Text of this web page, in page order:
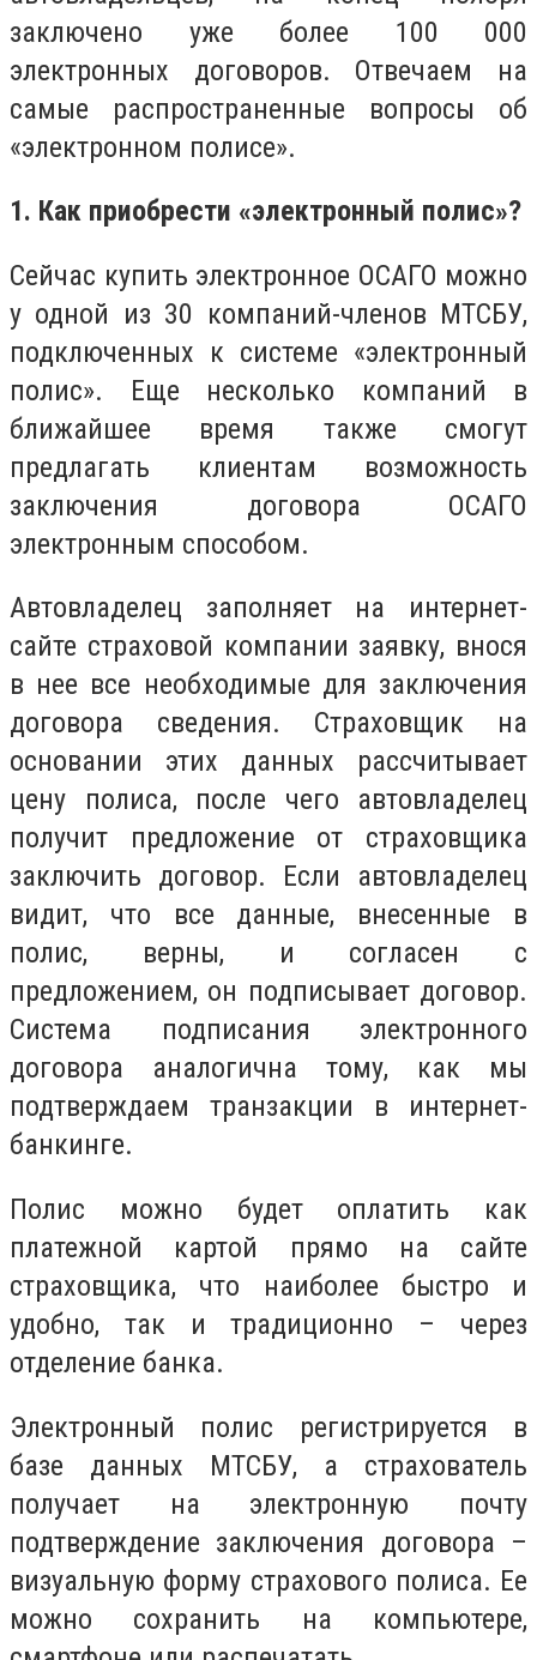
заключено уже более 100 000
электронных договоров. Отвечаем на
самые распространенные вопросы об
«электронном полисе».
1. Как приобрести «электронный полис»?
Сейчас купить электронное ОСАГО можно
у одной из 30 компаний-членов МТСБУ,
подключенных к системе «электронный
полис». Еще несколько компаний в
ближайшее время также смогут
предлагать клиентам возможность
заключения договора ОСАГО
электронным способом.
Автовладелец заполняет на интернет-
сайте страховой компании заявку, внося
в нее все необходимые для заключения
договора сведения. Страховщик на
основании этих данных рассчитывает
цену полиса, после чего автовладелец
получит предложение от страховщика
заключить договор. Если автовладелец
видит, что все данные, внесенные в
полис, верны, и согласен с
предложением, он подписывает договор.
Система подписания электронного
договора аналогична тому, как мы
подтверждаем транзакции в интернет-
банкинге.
Полис можно будет оплатить как
платежной картой прямо на сайте
страховщика, что наиболее быстро и
удобно, так и традиционно – через
отделение банка.
Электронный полис регистрируется в
базе данных МТСБУ, а страхователь
получает на электронную почту
подтверждение заключения договора –
визуальную форму страхового полиса. Ее
можно сохранить на компьютере,